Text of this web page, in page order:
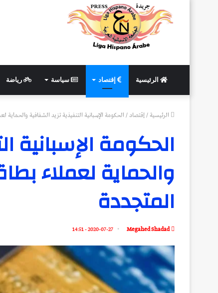
الرئيسية إقتصاد سياسة رياضة
الرئيسية/إقتصاد/الحكومة الإسبانية التنفيذية تزيد الشفافية والحماية
الحكومة الإسبانية
والحماية لعملاء
المتجددة
Megahed Shadad
2020-07-27 - 14:51